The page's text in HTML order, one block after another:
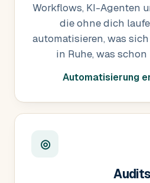
Workflows, KI-Agenten
die ohne dich
automatisieren, was
in Ruhe, was
Automatisierung
◎
Audits